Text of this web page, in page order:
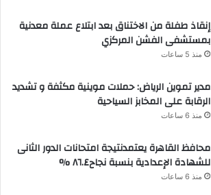
إنقاذ طفلة من الاختناق بعد ابتلاع عملة معدنية
بمستشفى الفشن المركزي
منذ 5 ساعات
مدير تموين الرياض: حملات موينية مكثفة و تشديد
الرقابة على المخابز السياحية
منذ 6 ساعات
محافظ القاهرة يعتمدنتيجة امتحانات الدور الثانى
للشهادة الإعدادية بنسبة نجاح٨٦.٤ %
منذ 6 ساعات